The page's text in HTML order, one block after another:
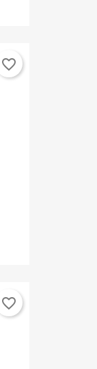
favorite_border
favorite_border